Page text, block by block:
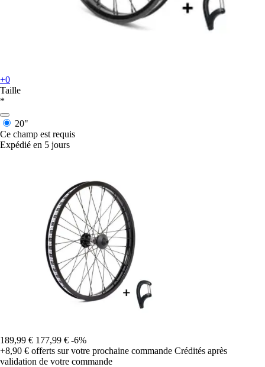
+0
Taille
*
20"
Ce champ est requis
Expédié en 5 jours
189,99 € 177,99 € -6%
+8,90 € offerts sur votre prochaine commande Crédités après
validation de votre commande